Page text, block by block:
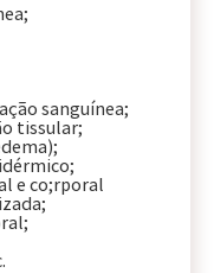
sanguínea;
tissular;
e co;rporal